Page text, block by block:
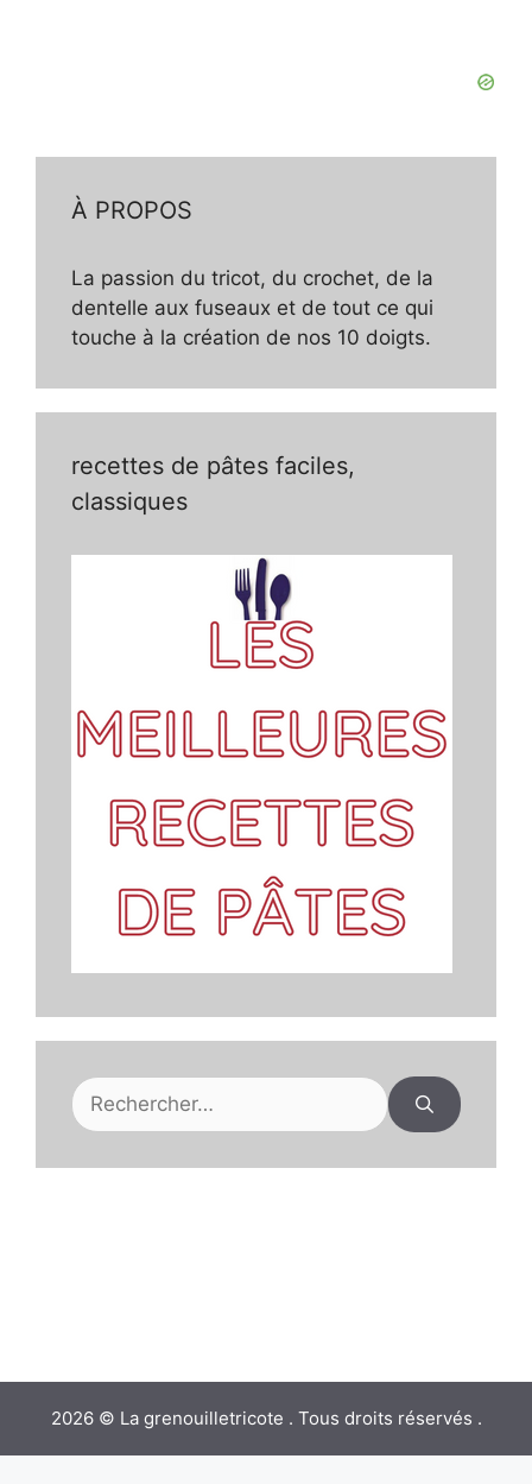
À PROPOS
La passion du tricot, du crochet, de la
dentelle aux fuseaux et de tout ce qui
touche à la création de nos 10 doigts.
recettes de pâtes faciles,
classiques
Rechercher :
2026 © La grenouilletricote . Tous droits réservés .